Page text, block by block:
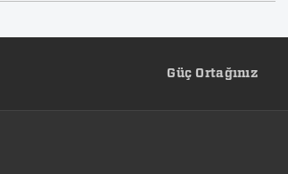
Güç Ortağınız